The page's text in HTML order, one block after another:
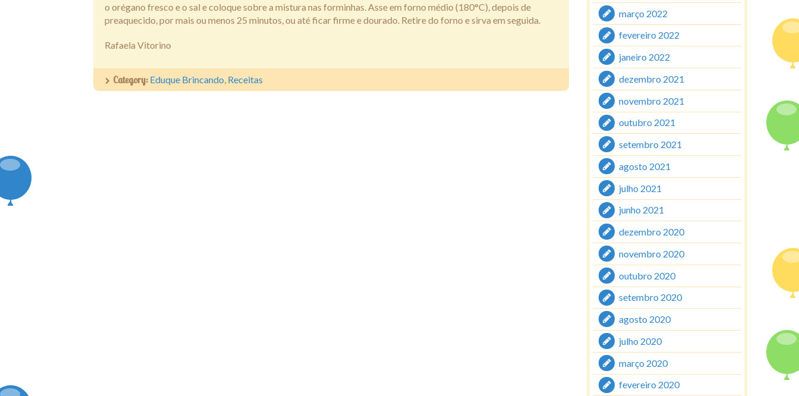
o orégano fresco e o sal e coloque sobre a mistura nas forminhas. Asse em forno médio (180°C), depois de
preaquecido, por mais ou menos 25 minutos, ou até ficar firme e dourado. Retire do forno e sirva em seguida.
Rafaela Vitorino
Category: Eduque Brincando, Receitas
março 2022
fevereiro 2022
janeiro 2022
dezembro 2021
novembro 2021
outubro 2021
setembro 2021
agosto 2021
julho 2021
junho 2021
dezembro 2020
novembro 2020
outubro 2020
setembro 2020
agosto 2020
julho 2020
março 2020
fevereiro 2020